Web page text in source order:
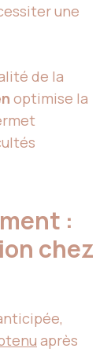
une
de la
optimise la
:
chez
après